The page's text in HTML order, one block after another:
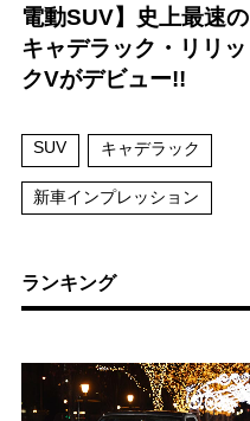
電動SUV】史上最速の
キャデラック・リリッ
クVがデビュー!!
SUV キャデラック
新車インプレッション
ランキング